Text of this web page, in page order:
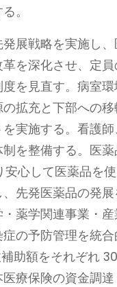
。
展戦略を実施し
を深化させ、定
を見直す。病室
拡充と下部への
実施する。看護
を整備する。医
心して医薬品を
先発医薬品の発
薬学関連事業・産
の予防管理を統
助額をそれぞれ
療保険の資金調